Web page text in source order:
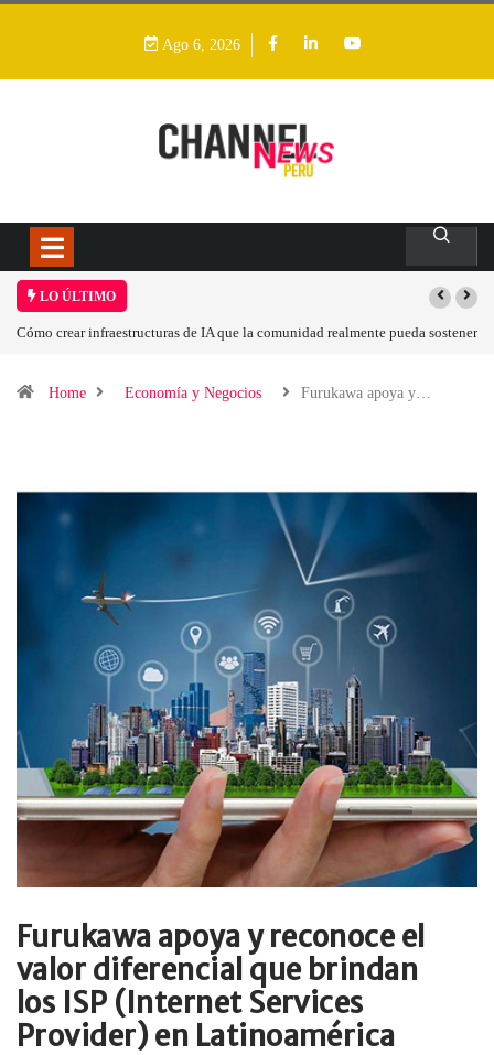
Ago 6, 2026
LO ÚLTIMO
pueda sostenerLas tarjetas gráficas RDNA 5 ya están en fase avanzada de
Home Economía y Negocios Furukawa apoya y…
Furukawa apoya y reconoce el
valor diferencial que brindan
los ISP (Internet Services
Provider) en Latinoamérica